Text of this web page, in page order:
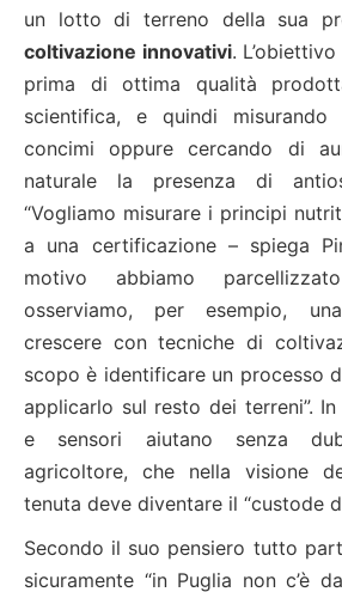
un lotto di terreno della sua
coltivazione innovativi.
prima di ottima qualità
scientifica, e quindi
concimi oppure cercando di
naturale la presenza di
“Vogliamo misurare i principi
a una certificazione – spiega
motivo abbiamo
osserviamo, per esempio,
crescere con tecniche di
scopo è identificare un processo
applicarlo sul resto dei terreni”.
e sensori aiutano senza
agricoltore, che nella visione
tenuta deve diventare il “custode
Secondo il suo pensiero tutto
sicuramente “in Puglia non c’è